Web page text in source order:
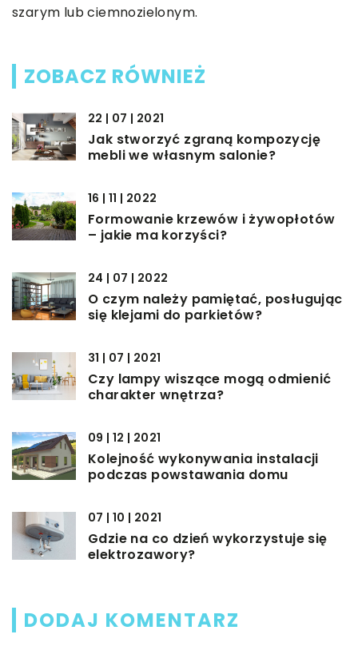
szarym lub ciemnozielonym.
ZOBACZ RÓWNIEŻ
22 | 07 | 2021
Jak stworzyć zgraną kompozycję
mebli we własnym salonie?
16 | 11 | 2022
Formowanie krzewów i żywopłotów
– jakie ma korzyści?
24 | 07 | 2022
O czym należy pamiętać, posługując
się klejami do parkietów?
31 | 07 | 2021
Czy lampy wiszące mogą odmienić
charakter wnętrza?
09 | 12 | 2021
Kolejność wykonywania instalacji
podczas powstawania domu
07 | 10 | 2021
Gdzie na co dzień wykorzystuje się
elektrozawory?
DODAJ KOMENTARZ